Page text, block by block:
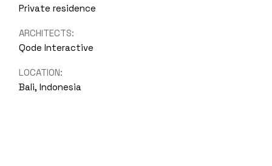
Private residence
ARCHITECTS:
Qode Interactive
LOCATION:
Bali, Indonesia